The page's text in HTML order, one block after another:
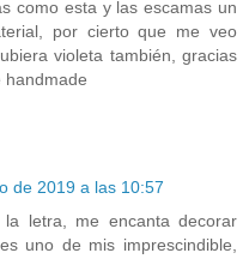
como esta y las escamas un
por cierto que me veo
violeta también, gracias
handmade
de 2019 a las 10:57
letra, me encanta decorar
uno de mis imprescindible,